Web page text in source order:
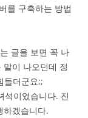
를 구축하는 방법
글을 보면 꼭 나
이 나오던데 정
들더군요;;
석이었습니다. 진
겠습니다.